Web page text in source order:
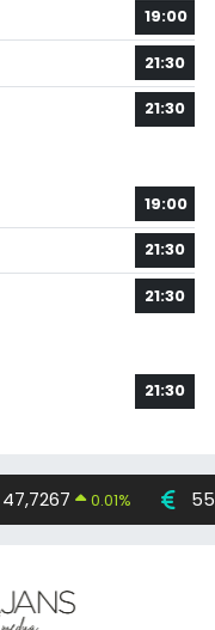
19:00
21:30
21:30
19:00
21:30
21:30
21:30
47,7267 0.01%